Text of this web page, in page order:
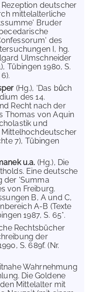
Rezeption deutscher
mittelalterliche
Bruder
des
I, hg.
Ulmschneider
Tübingen 1980, S.
(Hg.), 'Das bůch
des 14.
Recht nach der
Thomas von Aquin
und
Mittelhochdeutscher
7), Tübingen
u.a. (Hg.), Die
Eine deutsche
der 'Summa
von Freiburg.
B, A und C,
A-B (Texte
1987, S. 65*.
Rechtsbücher
der
S. 689f. (Nr.
Wahrnehmung
Die Goldene
Mittelalter mit